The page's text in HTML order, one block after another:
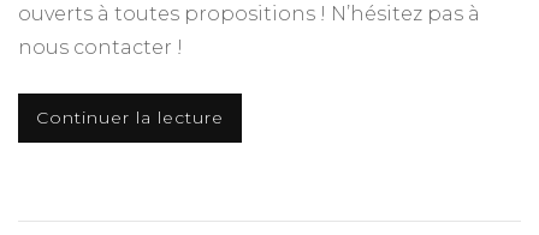
ouverts à toutes propositions ! N’hésitez pas à
nous contacter !
Continuer la lecture